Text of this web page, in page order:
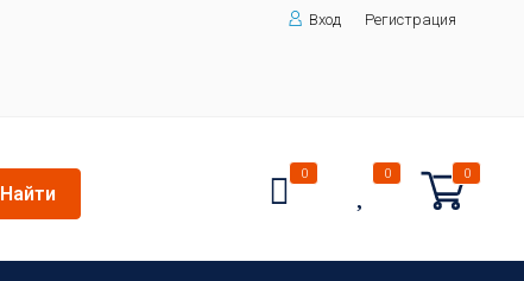
Вход Регистрация
Найти
0 0 0